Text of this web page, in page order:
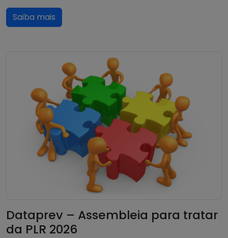
Saiba mais
Dataprev – Assembleia para tratar
da PLR 2026